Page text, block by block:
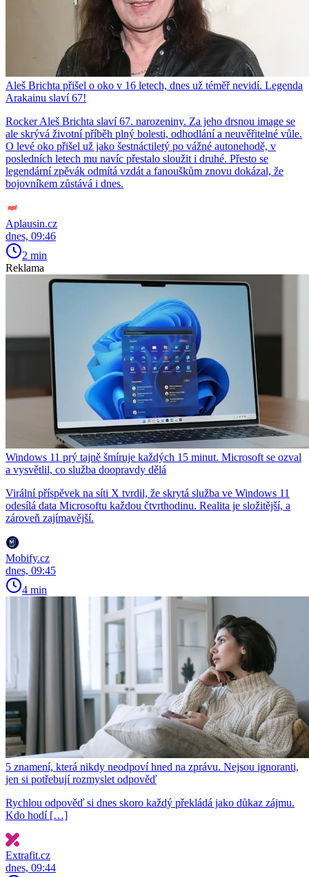
Aleš Brichta přišel o oko v 16 letech, dnes už téměř nevidí. Legenda
Arakainu slaví 67!
Rocker Aleš Brichta slaví 67. narozeniny. Za jeho drsnou image se
ale skrývá životní příběh plný bolesti, odhodlání a neuvěřitelné vůle.
O levé oko přišel už jako šestnáctiletý po vážné autonehodě, v
posledních letech mu navíc přestalo sloužit i druhé. Přesto se
legendární zpěvák odmítá vzdát a fanouškům znovu dokázal, že
bojovníkem zůstává i dnes.
Aplausin.cz
dnes, 09:46
2 min
Reklama
Windows 11 prý tajně šmíruje každých 15 minut. Microsoft se ozval
a vysvětlil, co služba doopravdy dělá
Virální příspěvek na síti X tvrdil, že skrytá služba ve Windows 11
odesílá data Microsoftu každou čtvrthodinu. Realita je složitější, a
zároveň zajímavější.
Mobify.cz
dnes, 09:45
4 min
5 znamení, která nikdy neodpoví hned na zprávu. Nejsou ignoranti,
jen si potřebují rozmyslet odpověď
Rychlou odpověď si dnes skoro každý překládá jako důkaz zájmu.
Kdo hodí […]
Extrafit.cz
dnes, 09:44